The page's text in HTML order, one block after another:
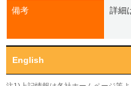
備考 詳細
English